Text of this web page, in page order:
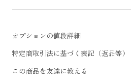
オプションの値段詳細
特定商取引法に基づく表記（返品等）
この商品を友達に教える